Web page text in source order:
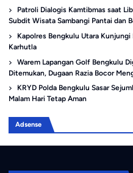
Patroli Dialogis Kamtibmas saat
Subdit Wisata Sambangi Pantai dan
Kapolres Bengkulu Utara
Karhutla
Warem Lapangan Golf Bengkulu
Ditemukan, Dugaan Razia Bocor
KRYD Polda Bengkulu Sasar
Malam Hari Tetap Aman
Adsense